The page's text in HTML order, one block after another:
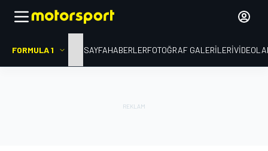
FORMULA 1 ANA SAYFAHABERLERFOTOĞRAF GALERILERI